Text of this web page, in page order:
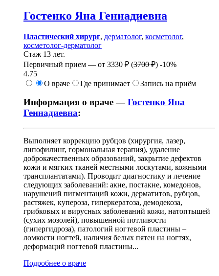
Гостенко Яна Геннадиевна
Пластический хирург, дерматолог, косметолог,
косметолог-дерматолог
Стаж 13 лет.
Первичный прием — от 3330 ₽ (3700 ₽) -10%
4.75
О враче
Где принимает Запись на приём
Информация о враче —Гостенко Яна
Геннадиевна:
Выполняет коррекцию рубцов (хирургия, лазер,
липофилинг, гормональная терапия), удаление
доброкачественных образований, закрытие дефектов
кожи и мягких тканей местными лоскутами, кожными
трансплантатами). Проводит диагностику и лечение
следующих заболеваний: акне, постакне, комедонов,
нарушений пигментаций кожи, дерматитов, рубцов,
растяжек, купероза, гиперкератоза, демодекоза,
грибковых и вирусных заболеваний кожи, натоптышей
(сухих мозолей), повышенной потливости
(гипергидроза), патологий ногтевой пластины –
ломкости ногтей, наличия белых пятен на ногтях,
деформаций ногтевой пластины...
Подробнее о враче